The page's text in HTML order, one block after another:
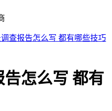
查报告怎么写 都有哪些技巧
怎么写 都有